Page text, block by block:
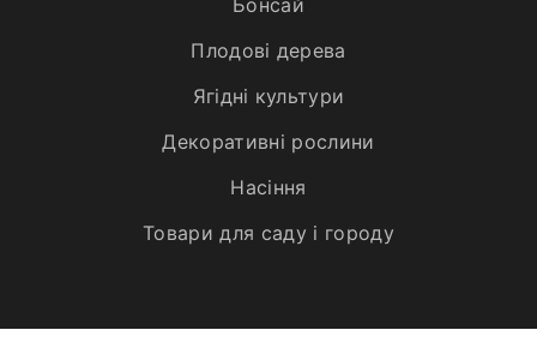
Плодові дерева
Ягідні культури
Декоративні рослини
Насіння
Товари для саду і городу